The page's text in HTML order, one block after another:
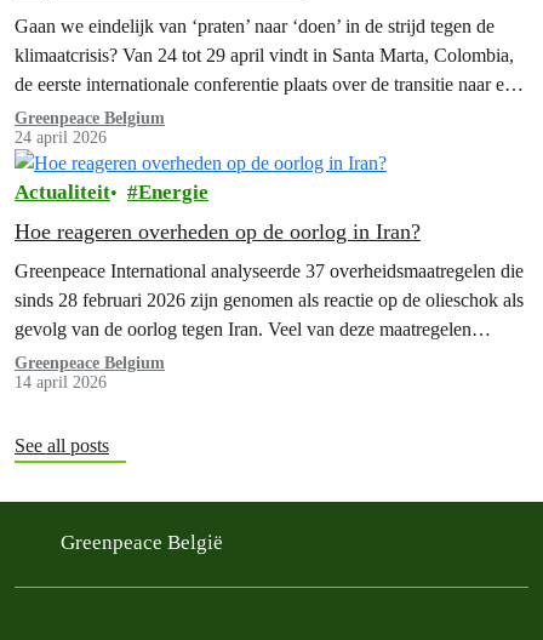
Gaan we eindelijk van ‘praten’ naar ‘doen’ in de strijd tegen de
klimaatcrisis? Van 24 tot 29 april vindt in Santa Marta, Colombia,
de eerste internationale conferentie plaats over de transitie naar een
tijdperk zonder fossiele brandstoffen. Een coalitie van meer dan 50
“bereidwillige landen” komt daar samen. Ze willen oplossingen en
processen identificeren die…
Greenpeace Belgium
24 april 2026
Actualiteit Energie
Hoe reageren overheden op de oorlog in Iran?
Greenpeace International analyseerde 37 overheidsmaatregelen die
sinds 28 februari 2026 zijn genomen als reactie op de olieschok als
gevolg van de oorlog tegen Iran. Veel van deze maatregelen
dreigen de afhankelijkheid van fossiele brandstoffen, die aan de
basis van deze oorlog ligt, juist te vergroten.
Greenpeace Belgium
14 april 2026
See all posts
Greenpeace België